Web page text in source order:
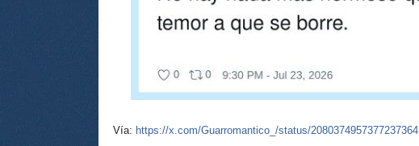
Vía: https://x.com/Guarromantico_/status/2080374957377237364